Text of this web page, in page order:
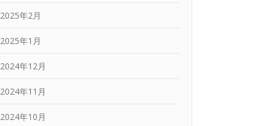
2025年2月
2025年1月
2024年12月
2024年11月
2024年10月